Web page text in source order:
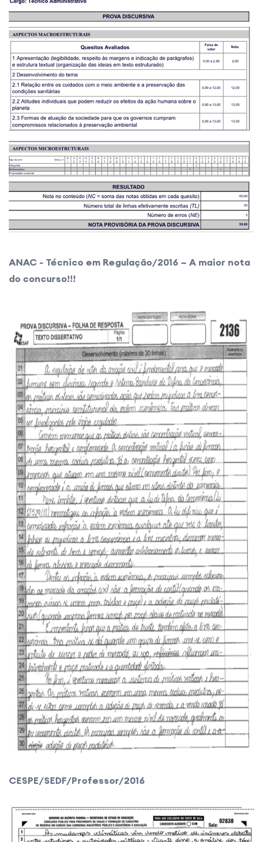
ANAC - Técnico em Regulação/2016 – A maior nota
do concurso!!!
CESPE/SEDF/Professor/2016